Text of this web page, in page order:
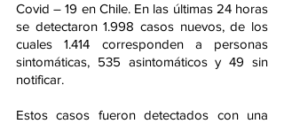
Covid – 19 en Chile. En las últimas 24 horas
se detectaron 1.998 casos nuevos, de los
cuales 1.414 corresponden a personas
sintomáticas, 535 asintomáticos y 49 sin
notificar.
Estos casos fueron detectados con una